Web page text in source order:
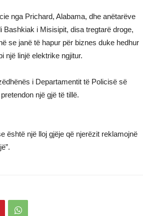
nga Prichard, Alabama, dhe anëtarëve
Bashkiak i Misisipit, disa tregtarë droge,
se janë të hapur për biznes duke hedhur
një linjë elektrike ngjitur.
i Departamentit të Policisë së
një gjë të tillë.
është një lloj gjëje që njerëzit reklamojnë